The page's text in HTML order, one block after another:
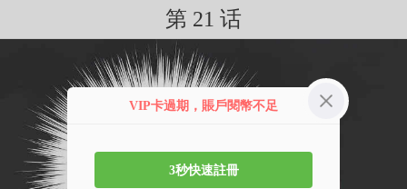
第 21 话
VIP卡過期，賬戶閱幣不足
3秒快速註冊